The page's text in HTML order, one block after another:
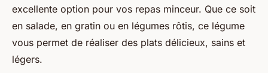
excellente option pour vos repas minceur. Que ce soit
en salade, en gratin ou en légumes rôtis, ce légume
vous permet de réaliser des plats délicieux, sains et
légers.